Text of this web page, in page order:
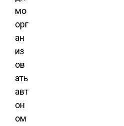
мо
орг
ан
из
ов
ать
авт
он
ом